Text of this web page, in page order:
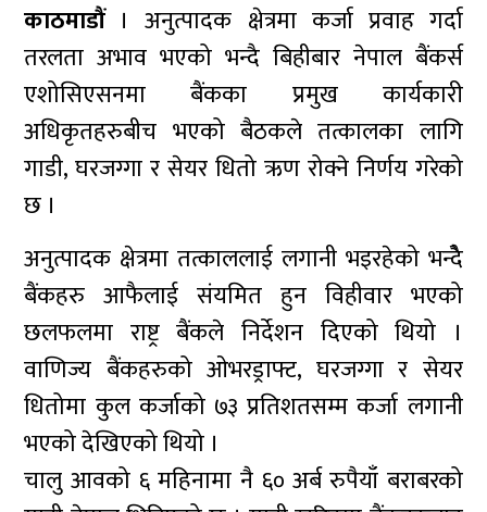
काठमाडौं। अनुत्पादक क्षेत्रमा कर्जा प्रवाह गर्दा
तरलता अभाव भएको भन्दै बिहीबार नेपाल बैंकर्स
एशोसिएसनमा बैंकका प्रमुख कार्यकारी
अधिकृतहरुबीच भएको बैठकले तत्कालका लागि
गाडी, घरजग्गा र सेयर धितो ऋण रोक्ने निर्णय गरेको
छ ।
अनुत्पादक क्षेत्रमा तत्काललाई लगानी भइरहेको भन्दैे
बैंकहरु आफैलाई संयमित हुन विहीवार भएको
छलफलमा राष्ट्र बैंकले निर्देशन दिएको थियो ।
वाणिज्य बैंकहरुको ओभरड्राफ्ट, घरजग्गा र सेयर
धितोमा कुल कर्जाको ७३ प्रतिशतसम्म कर्जा लगानी
भएको देखिएको थियो ।
चालु आवको ६ महिनामा नै ६० अर्ब रुपैयाँ बराबरको